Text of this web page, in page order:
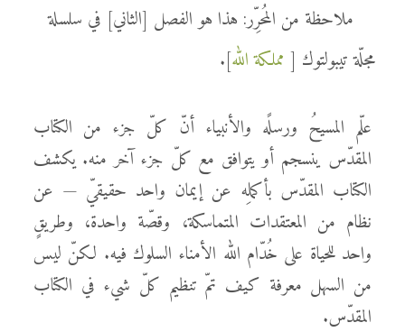
ملاحظة من المُحرِّر: هذا هو الفصل [الثاني] في سلسلة
مجلّة تيبولتوك [ مملكة الله].
علّم المسيحُ ورسلًه والأنبياء أنّ كلّ جزء من الكتاب
المقدّس ينسجم أو يتوافق مع كلّ جزء آخر منه. يكشف
الكتاب المقدّس بأكملِه عن إيمان واحد حقيقيّ — عن
نظام من المعتقدات المتماسكة، وقصّة واحدة، وطريقٍ
واحد للحياة على خُدّام الله الأمناء السلوك فيه. لكنّ ليس
من السهل معرفة كيف تمّ تنظيم كلّ شيء في الكتاب
المقدّس.